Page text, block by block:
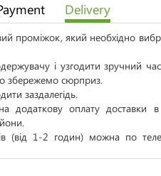
Delivery
проміжок, який необхідно
і узгодити зручний час
збережемо сюрприз.
заздалегідь.
оплату доставки в
(від 1-2 годин) можна по